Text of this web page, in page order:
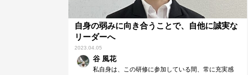
自身の弱みに向き合うことで、自他に誠実な
リーダーへ
2023.04.05
谷 風花
私自身は、この研修に参加している間、常に充実感